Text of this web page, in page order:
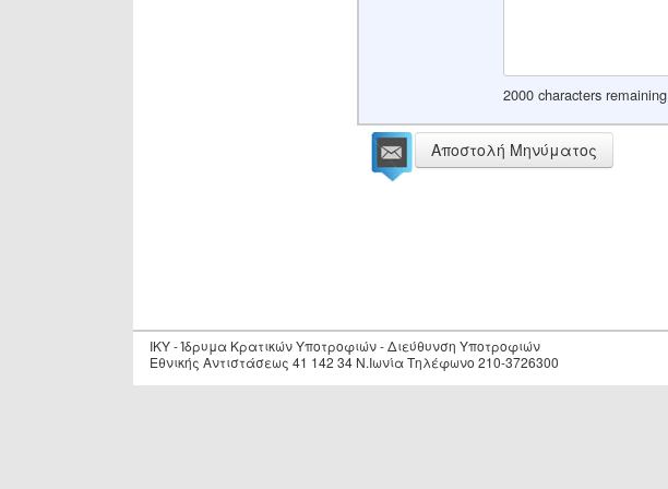
2000 characters remaining
Αποστολή Μηνύματος
IKY - Ίδρυμα Κρατικών Υποτροφιών - Διεύθυνση Υποτροφιών
Εθνικής Αντιστάσεως 41 142 34 Ν.Ιωνία Τηλέφωνο 210-3726300